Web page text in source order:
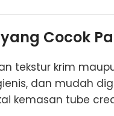
Cocok
tekstur krim
dan mudah
kemasan tube